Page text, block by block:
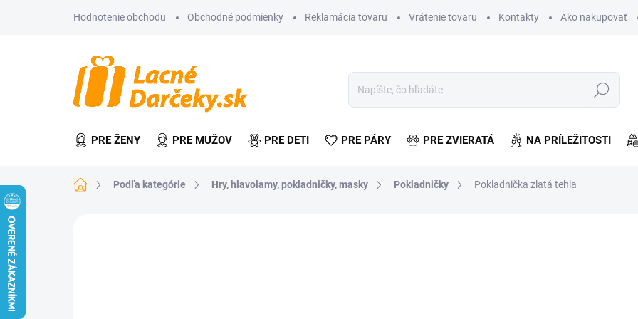
Hodnotenie obchodu Obchodné podmienky Reklamácia tovaru Vrátenie tovaru Kontakty Ako nakupovať
Hľadať
PRE ŽENY PRE MUŽOV PRE DETI PRE PÁRY PRE ZVIERATÁ NA PRÍLEŽITOSTI
DomovPodľa kategórie Hry, hlavolamy, pokladničky, masky Pokladničky Pokladnička zlatá tehla